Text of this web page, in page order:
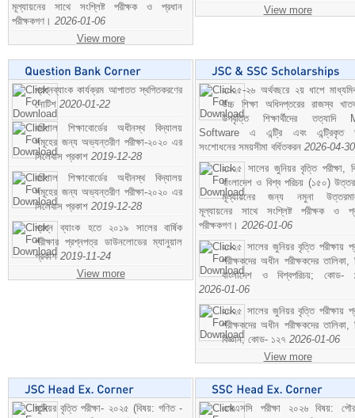
মূল্যায়নের সাথে সংশ্লিষ্ট পরীক্ষক ও প্রধান
পরীক্ষকগণ। 2026-01-06
View more
View more
প্রশ্নব্যাংক কার্যক্রম আপাতত স্থগিতকরণের
নোটিশ 2020-01-22
বরিশাল শিক্ষাবোর্ডের অধীনস্থ বিদ্যালয়
সমূহের জন্য অভ্যন্তরীণ পরীক্ষা-২০২০ এর
সিলেবাস প্রকাশ 2019-12-28
বরিশাল শিক্ষাবোর্ডের অধীনস্থ বিদ্যালয়
সমূহের জন্য অভ্যন্তরীণ পরীক্ষা-২০২০ এর
সিলেবাস প্রকাশ 2019-12-28
প্রশ্ন ব্যাংক হতে ২০১৯ সালের বার্ষিক
পরীক্ষার প্রশ্নপত্র ডাউনলোডের ম্যানুয়াল
প্রকাশ 2019-11-24
View more
২০২৫-২৬ অর্থবছরে ২য় ধাপে
উচ্চ শিক্ষা অধিদপ্তরের রাজস্ব
উপবৃত্তি শিক্ষার্থীদের তত্যাদি
Software এ এন্ট্রি এবং এন্ট্রিকৃত
সংশোধনের সময়সীমা বর্ধিতকরন 2026-04-30
২০২৫ সালের জুনিয়র বৃত্তি পরীক্ষা,
বাংলাদেশ ও বিশ্ব পরিচয় (১৫০)
মূল্যায়নের জন্য নমুনা
মূল্যায়নের সাথে সংশ্লিষ্ট পরীক্ষক ও
পরীক্ষকগণ। 2026-01-06
২০২৫ সালের জুনিয়র বৃত্তি পরীক্ষায়
পরীক্ষকদের অধীন পরীক্ষকদের তালিকা,
বাংলাদেশ ও বিশ্বপরিচয়; কোড-
2026-01-06
২০২৫ সালের জুনিয়র বৃত্তি পরীক্ষায়
পরীক্ষকদের অধীন পরীক্ষকদের তালিকা,
বিজ্ঞান; কোড- ১২৭ 2026-01-06
View more
জুনিয়র বৃত্তি পরীক্ষা- ২০২৫ (বিষয়: গণিত -
এসএসসি পরীক্ষা ২০২৬ বিষয়: